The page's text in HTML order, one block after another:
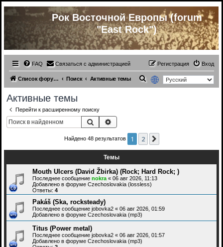
Рок Восточной Европы (forum
"East Rock")
FAQ Связаться с администрацией Вход
Регистрация
Список форумов Поиск Активные темы
Активные темы
Перейти к расширенному поиску
Поиск
Найдено 48 результатов 1 2
Темы
Mouth Ulcers (David Žbirka) (Rock; Hard Rock; )
Последнее сообщение nokra « 06 авг 2026, 11:13
Добавлено в форуме Czechoslovakia (lossless)
Ответы: 4
Pakáš (Ska, rocksteady)
Последнее сообщение jobovka2 « 06 авг 2026, 01:59
Добавлено в форуме Czechoslovakia (mp3)
Titus (Power metal)
Последнее сообщение jobovka2 « 06 авг 2026, 01:57
Добавлено в форуме Czechoslovakia (mp3)